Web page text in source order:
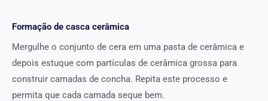
Formação de casca cerâmica
Mergulhe o conjunto de cera em uma pasta de cerâmica e
depois estuque com partículas de cerâmica grossa para
construir camadas de concha. Repita este processo e
permita que cada camada seque bem.